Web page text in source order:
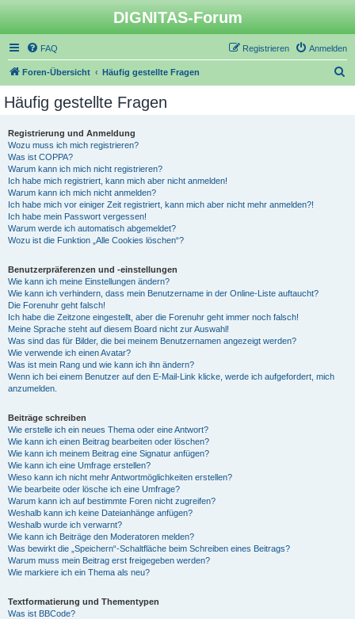
DIGNITAS-Forum
FAQ Anmelden
Registrieren
Foren-Übersicht Häufig gestellte Fragen
Häufig gestellte Fragen
Registrierung und Anmeldung
Wozu muss ich mich registrieren?
Was ist COPPA?
Warum kann ich mich nicht registrieren?
Ich habe mich registriert, kann mich aber nicht anmelden!
Warum kann ich mich nicht anmelden?
Ich habe mich vor einiger Zeit registriert, kann mich aber nicht mehr anmelden?!
Ich habe mein Passwort vergessen!
Warum werde ich automatisch abgemeldet?
Wozu ist die Funktion „Alle Cookies löschen“?
Benutzerpräferenzen und -einstellungen
Wie kann ich meine Einstellungen ändern?
Wie kann ich verhindern, dass mein Benutzername in der Online-Liste auftaucht?
Die Forenuhr geht falsch!
Ich habe die Zeitzone eingestellt, aber die Forenuhr geht immer noch falsch!
Meine Sprache steht auf diesem Board nicht zur Auswahl!
Was sind das für Bilder, die bei meinem Benutzernamen angezeigt werden?
Wie verwende ich einen Avatar?
Was ist mein Rang und wie kann ich ihn ändern?
Wenn ich bei einem Benutzer auf den E-Mail-Link klicke, werde ich aufgefordert, mich
anzumelden.
Beiträge schreiben
Wie erstelle ich ein neues Thema oder eine Antwort?
Wie kann ich einen Beitrag bearbeiten oder löschen?
Wie kann ich meinem Beitrag eine Signatur anfügen?
Wie kann ich eine Umfrage erstellen?
Wieso kann ich nicht mehr Antwortmöglichkeiten erstellen?
Wie bearbeite oder lösche ich eine Umfrage?
Warum kann ich auf bestimmte Foren nicht zugreifen?
Weshalb kann ich keine Dateianhänge anfügen?
Weshalb wurde ich verwarnt?
Wie kann ich Beiträge den Moderatoren melden?
Was bewirkt die „Speichern“-Schaltfläche beim Schreiben eines Beitrags?
Warum muss mein Beitrag erst freigegeben werden?
Wie markiere ich ein Thema als neu?
Textformatierung und Thementypen
Was ist BBCode?